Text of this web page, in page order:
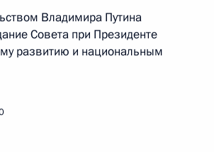
Владимира Путина
Совета при Президенте
развитию и национальным